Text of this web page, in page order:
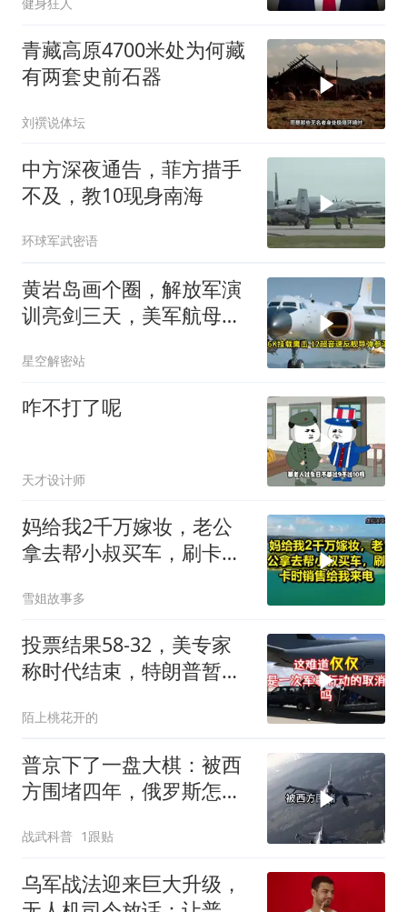
青藏高原4700米处为何藏
有两套史前石器
刘襈说体坛
中方深夜通告，菲方措手
不及，教10现身南海
环球军武密语
黄岩岛画个圈，解放军演
训亮剑三天，美军航母从
星空解密站
咋不打了呢
天才设计师
妈给我2千万嫁妆，老公
拿去帮小叔买车，刷卡时
雪姐故事多
投票结果58-32，美专家
称时代结束，特朗普暂不
陌上桃花开的
普京下了一盘大棋：被西
方围堵四年，俄罗斯怎么
战武科普 1跟贴
乌军战法迎来巨大升级，